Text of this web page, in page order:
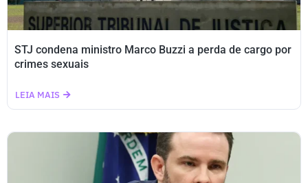
STJ condena ministro Marco Buzzi a perda de cargo por
crimes sexuais
LEIA MAIS